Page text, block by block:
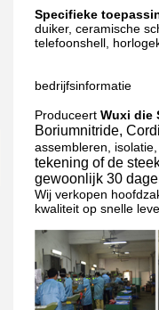
Specifieke
duiker, ceramische
telefoonshell,
bedrijfsinformatie
Produceert Wuxi die
Boriumnitride,
assembleren,
tekening of de
gewoonlijk 30
Wij verkopen
kwaliteit op snelle